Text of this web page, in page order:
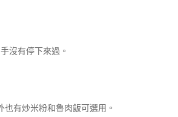
沒有停下來過。
有炒米粉和魯肉飯可選用。